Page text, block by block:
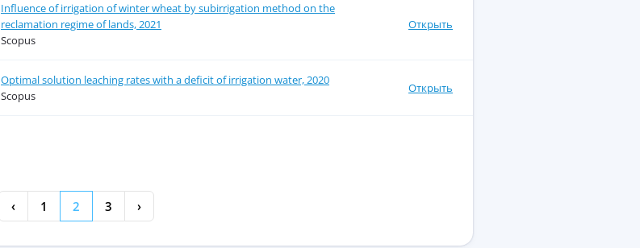
Influence of irrigation of winter wheat by subirrigation method on the
reclamation regime of lands, 2021
Scopus
Открыть
Optimal solution leaching rates with a deficit of irrigation water, 2020
Scopus
Открыть
‹ 1 2 3 ›